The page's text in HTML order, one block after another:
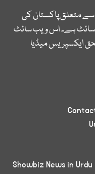
سے متعلق پاکستان کی
سائٹ ہے۔ اس ویب سائٹ
ایکسپریس میڈیا
Showbiz News in Urdu